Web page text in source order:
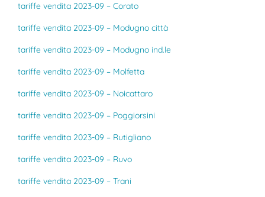
tariffe vendita 2023-09 – Corato
tariffe vendita 2023-09 – Modugno città
tariffe vendita 2023-09 – Modugno ind.le
tariffe vendita 2023-09 – Molfetta
tariffe vendita 2023-09 – Noicattaro
tariffe vendita 2023-09 – Poggiorsini
tariffe vendita 2023-09 – Rutigliano
tariffe vendita 2023-09 – Ruvo
tariffe vendita 2023-09 – Trani